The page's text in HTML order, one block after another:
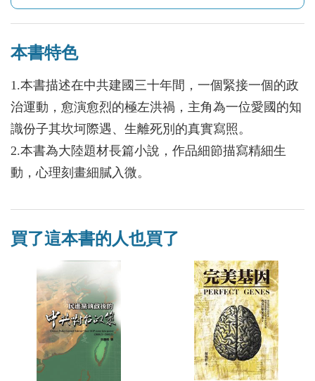
本書特色
1.本書描述在中共建國三十年間，一個緊接一個的政
治運動，愈演愈烈的極左洪禍，主角為一位愛國的知
識份子其坎坷際遇、生離死別的真實寫照。
2.本書為大陸題材長篇小說，作品細節描寫精細生
動，心理刻畫細膩入微。
買了這本書的人也買了